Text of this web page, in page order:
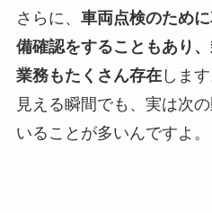
さらに、 車両点検のため
備確認をすることもあり
業務もたくさん存在しま
見える瞬間でも、実は次
いることが多いんですよ。